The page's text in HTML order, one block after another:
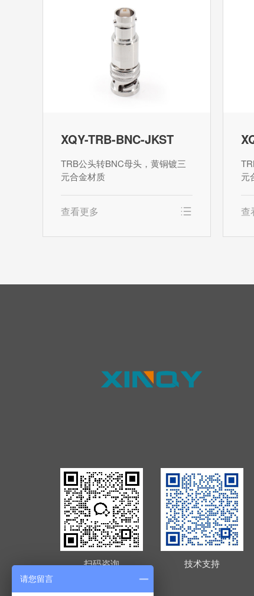
XQY-TRB-BNC-JKST
TRB公头转BNC母头，黄铜镀三
元合金材质
查看更多
元
查
扫码咨询 技术支持
请您留言